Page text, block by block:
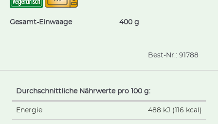
Gesamt-Einwaage 400 g
Best-Nr.: 91788
Durchschnittliche Nährwerte pro 100 g:
Energie 488 kJ (116 kcal)